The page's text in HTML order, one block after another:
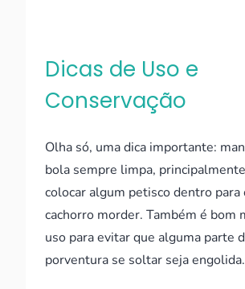
Dicas de Uso e
Conservação
Olha só, uma dica importante:
bola sempre limpa,
colocar algum petisco dentro para
cachorro morder. Também é bom
uso para evitar que alguma parte
porventura se soltar seja engolida.